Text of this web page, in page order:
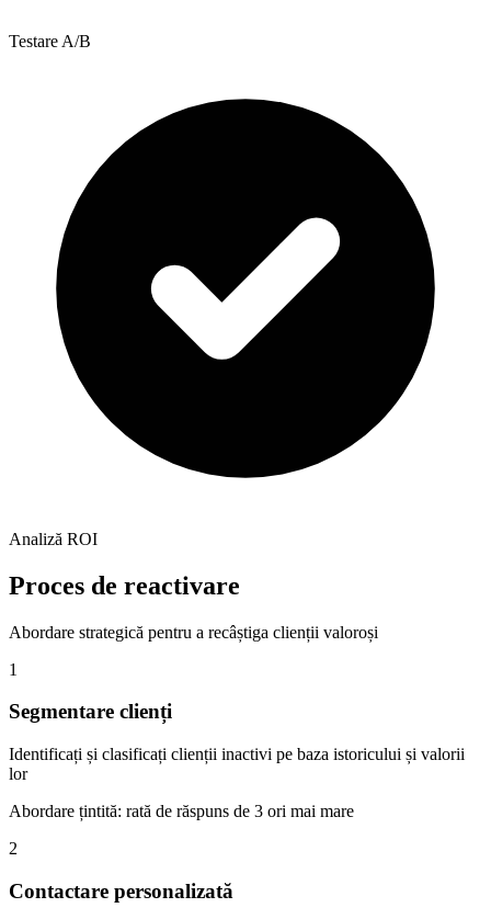
Testare A/B
Analiză ROI
Proces de reactivare
Abordare strategică pentru a recâștiga clienții valoroși
1
Segmentare clienți
Identificați și clasificați clienții inactivi pe baza istoricului și valorii
lor
Abordare țintită: rată de răspuns de 3 ori mai mare
2
Contactare personalizată